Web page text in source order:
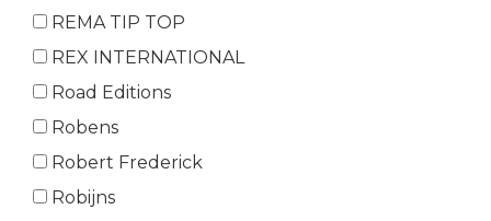
REMA TIP TOP
REX INTERNATIONAL
Road Editions
Robens
Robert Frederick
Robijns